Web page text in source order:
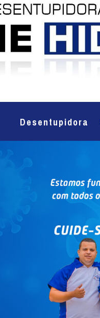
Desentupidora